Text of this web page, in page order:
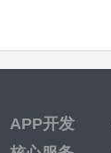
APP开发